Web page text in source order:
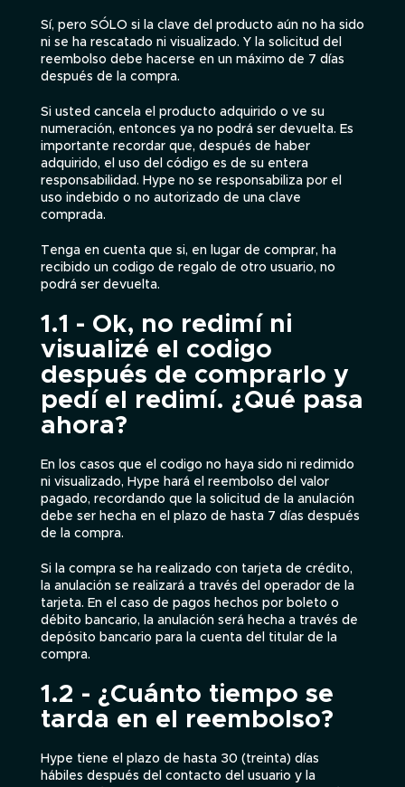
Sí, pero SÓLO si la clave del producto aún no ha sido
ni se ha rescatado ni visualizado. Y la solicitud del
reembolso debe hacerse en un máximo de 7 días
después de la compra.
Si usted cancela el producto adquirido o ve su
numeración, entonces ya no podrá ser devuelta. Es
importante recordar que, después de haber
adquirido, el uso del código es de su entera
responsabilidad. Hype no se responsabiliza por el
uso indebido o no autorizado de una clave
comprada.
Tenga en cuenta que si, en lugar de comprar, ha
recibido un codigo de regalo de otro usuario, no
podrá ser devuelta.
1.1 - Ok, no redimí ni
visualizé el codigo
después de comprarlo y
pedí el redimí. ¿Qué pasa
ahora?
En los casos que el codigo no haya sido ni redimido
ni visualizado, Hype hará el reembolso del valor
pagado, recordando que la solicitud de la anulación
debe ser hecha en el plazo de hasta 7 días después
de la compra.
Si la compra se ha realizado con tarjeta de crédito,
la anulación se realizará a través del operador de la
tarjeta. En el caso de pagos hechos por boleto o
débito bancario, la anulación será hecha a través de
depósito bancario para la cuenta del titular de la
compra.
1.2 - ¿Cuánto tiempo se
tarda en el reembolso?
Hype tiene el plazo de hasta 30 (treinta) días
hábiles después del contacto del usuario y la